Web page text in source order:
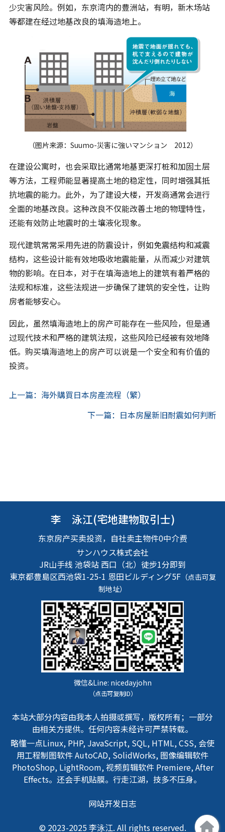
少灾害风险。例如，东京湾内的豊洲站，有明，新木场站
等都建在经过地基改良的填海造地上。
（图片来源：Suumo-災害に強いマンション 2012）
在建设公寓时，也会采取比通常地基更深打桩和加固土层
等方法，工程师能显著提高土地的稳定性，同时增强其抵
抗地震的能力。此外，为了建设大楼，开发商通常会进行
全面的地基改良。这种改良不仅能改善土地的物理特性，
还能有效防止地震时的土壤液化现象。
现代建筑常常采用先进的防震设计，例如免震结构和减震
结构，这些设计能有效地吸收地震能量，从而减少对建筑
物的影响。在日本，对于在填海造地上的建筑有着严格的
法规和标准，这些法规进一步确保了建筑的安全性，让购
房者能够安心。
因此，虽然填海造地上的房产可能存在一些风险，但是通
过现代技术和严格的建筑法规，这些风险已经被有效地降
低。购买填海造地上的房产可以说是一个安全和有价值的
投资。
上一篇：海外購買日本房產流程（繁）
下一篇：日本房屋新旧耐震如何判断
李 泳江(宅地建物取引士)
东京房产买卖投资，自社卖主物件0中介费
サンハウス株式会社
JR山手线 池袋站 西口（北）徒步1分即到
東京都豊島区西池袋1-25-1 恩田ビルディング5F（点击可复
制地址）
微信&Line: nicedayjohn
（点击可复制ID）
本站大部分内容由我本人拍摄或撰写，版权所有；一部分
由相关方提供。任何内容未经许可严禁转载。
略懂一点Linux, PHP, JavaScript, SQL, HTML, CSS, 会使
用工程制图软件 AutoCAD, SolidWorks, 图像编辑软件
PhotoShop, LightRoom, 视频剪辑软件 Premiere, After
Effects。还会手机贴膜。行走江湖，技多不压身。
网站开发日志
© 2023-2025 李泳江. All rights reserved.